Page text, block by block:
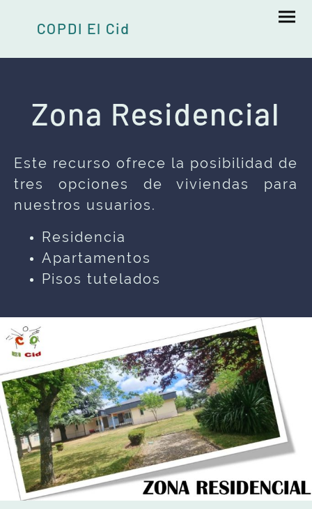
COPDI El Cid
Zona Residencial
Este recurso ofrece la posibilidad de
tres opciones de viviendas para
nuestros usuarios.
Residencia
Apartamentos
Pisos tutelados